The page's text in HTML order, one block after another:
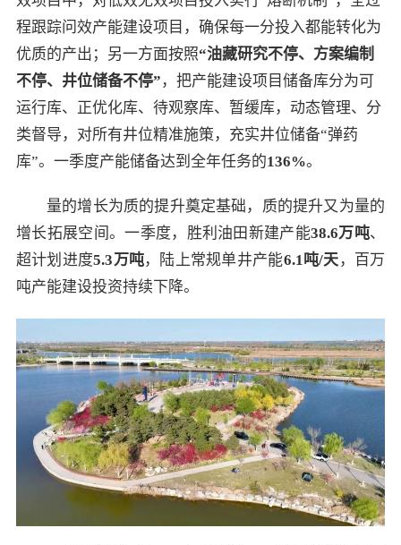
程跟踪问效产能建设项目，确保每一分投入都能转化为
优质的产出；另一方面按照“油藏研究不停、方案编制
不停、井位储备不停” ，把产能建设项目储备库分为可
运行库、正优化库、待观察库、暂缓库，动态管理、分
类督导，对所有井位精准施策，充实井位储备“弹药
库”。一季度产能储备达到全年任务的136%。
量的增长为质的提升奠定基础，质的提升又为量的
增长拓展空间。一季度，胜利油田新建产能38.6万吨、
超计划进度5.3万吨，陆上常规单井产能6.1吨/天 ，百万
吨产能建设投资持续下降。